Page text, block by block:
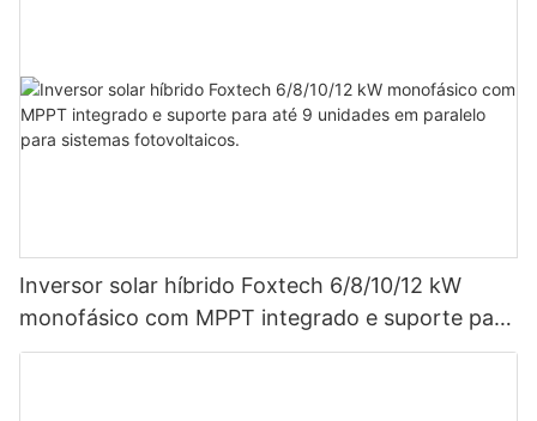
Inversor solar híbrido Foxtech 6/8/10/12 kW
monofásico com MPPT integrado e suporte para
até 9 unidades em paralelo para sistemas